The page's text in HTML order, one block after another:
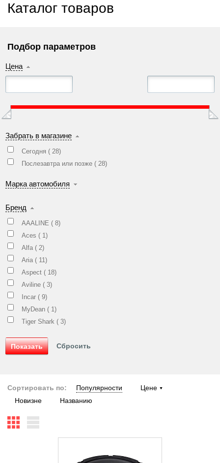
Каталог товаров
Подбор параметров
Цена
Забрать в магазине
Сегодня ( 28)
Послезавтра или позже ( 28)
Марка автомобиля
Бренд
AAALINE ( 8)
Aces ( 1)
Alfa ( 2)
Aria ( 11)
Aspect ( 18)
Aviline ( 3)
Incar ( 9)
MyDean ( 1)
Tiger Shark ( 3)
Сортировать по: Популярности
Цене
Новизне
Названию